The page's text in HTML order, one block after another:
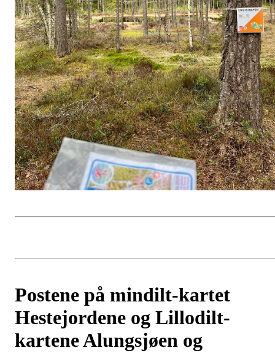
Postene på mindilt-kartet
Hestejordene og Lillodilt-
kartene Alungsjøen og